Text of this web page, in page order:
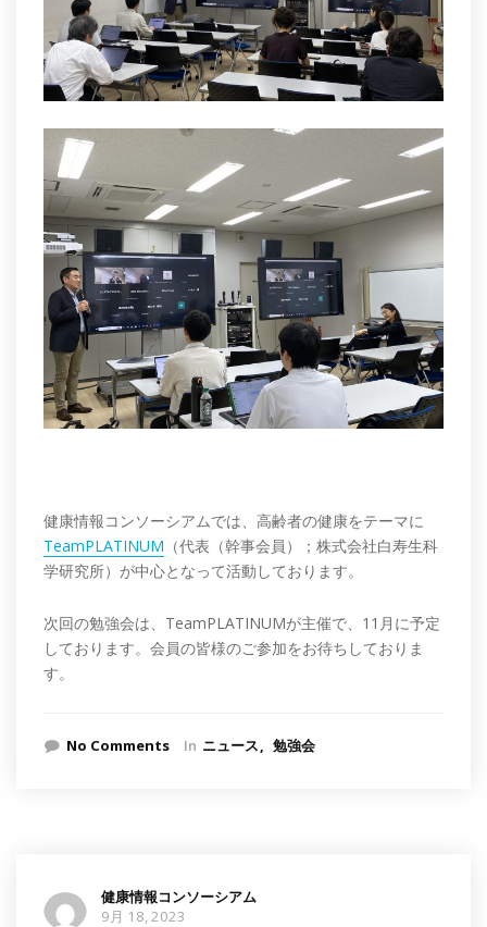
健康情報コンソーシアムでは、高齢者の健康をテーマに
TeamPLATINUM （代表（幹事会員）；株式会社白寿生科
学研究所）が中心となって活動しております。
次回の勉強会は、TeamPLATINUMが主催で、11月に予定
しております。会員の皆様のご参加をお待ちしておりま
す。
No Comments In ニュース 勉強会
健康情報コンソーシアム
9月 18, 2023